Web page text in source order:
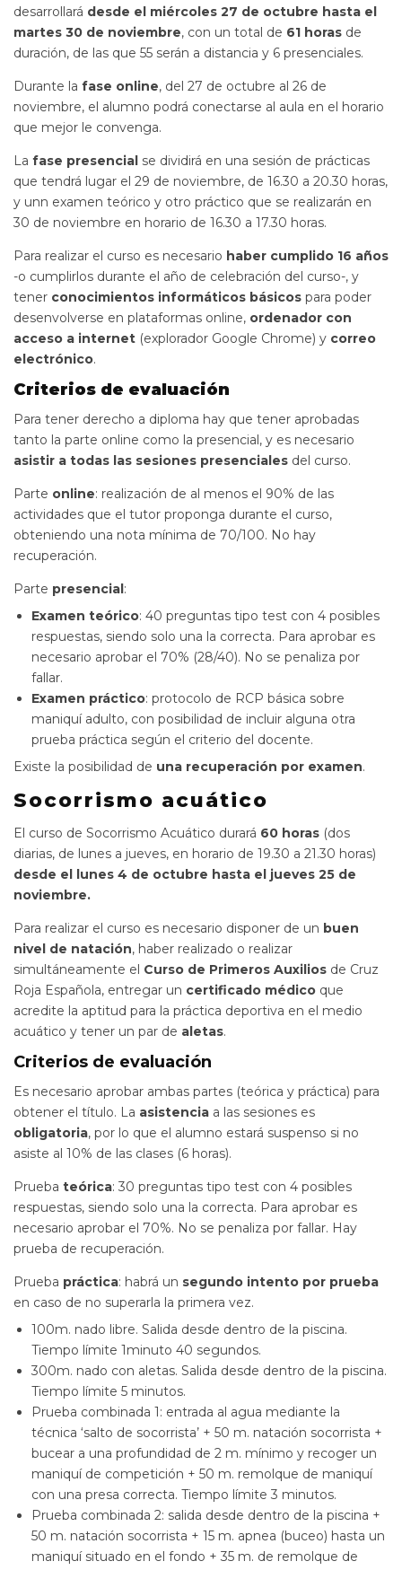
desarrollará desde el miércoles 27 de octubre hasta el
martes 30 de noviembre, con un total de 61 horas de
duración, de las que 55 serán a distancia y 6 presenciales.
Durante la fase online, del 27 de octubre al 26 de
noviembre, el alumno podrá conectarse al aula en el horario
que mejor le convenga.
La fase presencial se dividirá en una sesión de prácticas
que tendrá lugar el 29 de noviembre, de 16.30 a 20.30 horas,
y unn examen teórico y otro práctico que se realizarán en
30 de noviembre en horario de 16.30 a 17.30 horas.
Para realizar el curso es necesario haber cumplido 16 años
-o cumplirlos durante el año de celebración del curso-, y
tener conocimientos informáticos básicos para poder
desenvolverse en plataformas online, ordenador con
acceso a internet (explorador Google Chrome) y correo
electrónico.
Criterios de evaluación
Para tener derecho a diploma hay que tener aprobadas
tanto la parte online como la presencial, y es necesario
asistir a todas las sesiones presenciales del curso.
Parte online: realización de al menos el 90% de las
actividades que el tutor proponga durante el curso,
obteniendo una nota mínima de 70/100. No hay
recuperación.
Parte presencial:
Examen teórico: 40 preguntas tipo test con 4 posibles
respuestas, siendo solo una la correcta. Para aprobar es
necesario aprobar el 70% (28/40). No se penaliza por
fallar.
Examen práctico: protocolo de RCP básica sobre
maniquí adulto, con posibilidad de incluir alguna otra
prueba práctica según el criterio del docente.
Existe la posibilidad de una recuperación por examen.
Socorrismo acuático
El curso de Socorrismo Acuático durará 60 horas (dos
diarias, de lunes a jueves, en horario de 19.30 a 21.30 horas)
desde el lunes 4 de octubre hasta el jueves 25 de
noviembre.
Para realizar el curso es necesario disponer de un buen
nivel de natación, haber realizado o realizar
simultáneamente el Curso de Primeros Auxilios de Cruz
Roja Española, entregar un certificado médico que
acredite la aptitud para la práctica deportiva en el medio
acuático y tener un par de aletas.
Criterios de evaluación
Es necesario aprobar ambas partes (teórica y práctica) para
obtener el título. La asistencia a las sesiones es
obligatoria, por lo que el alumno estará suspenso si no
asiste al 10% de las clases (6 horas).
Prueba teórica: 30 preguntas tipo test con 4 posibles
respuestas, siendo solo una la correcta. Para aprobar es
necesario aprobar el 70%. No se penaliza por fallar. Hay
prueba de recuperación.
Prueba práctica: habrá un segundo intento por prueba
en caso de no superarla la primera vez.
100m. nado libre. Salida desde dentro de la piscina.
Tiempo límite 1minuto 40 segundos.
300m. nado con aletas. Salida desde dentro de la piscina.
Tiempo límite 5 minutos.
Prueba combinada 1: entrada al agua mediante la
técnica ‘salto de socorrista’ + 50 m. natación socorrista +
bucear a una profundidad de 2 m. mínimo y recoger un
maniquí de competición + 50 m. remolque de maniquí
con una presa correcta. Tiempo límite 3 minutos.
Prueba combinada 2: salida desde dentro de la piscina +
50 m. natación socorrista + 15 m. apnea (buceo) hasta un
maniquí situado en el fondo + 35 m. de remolque de